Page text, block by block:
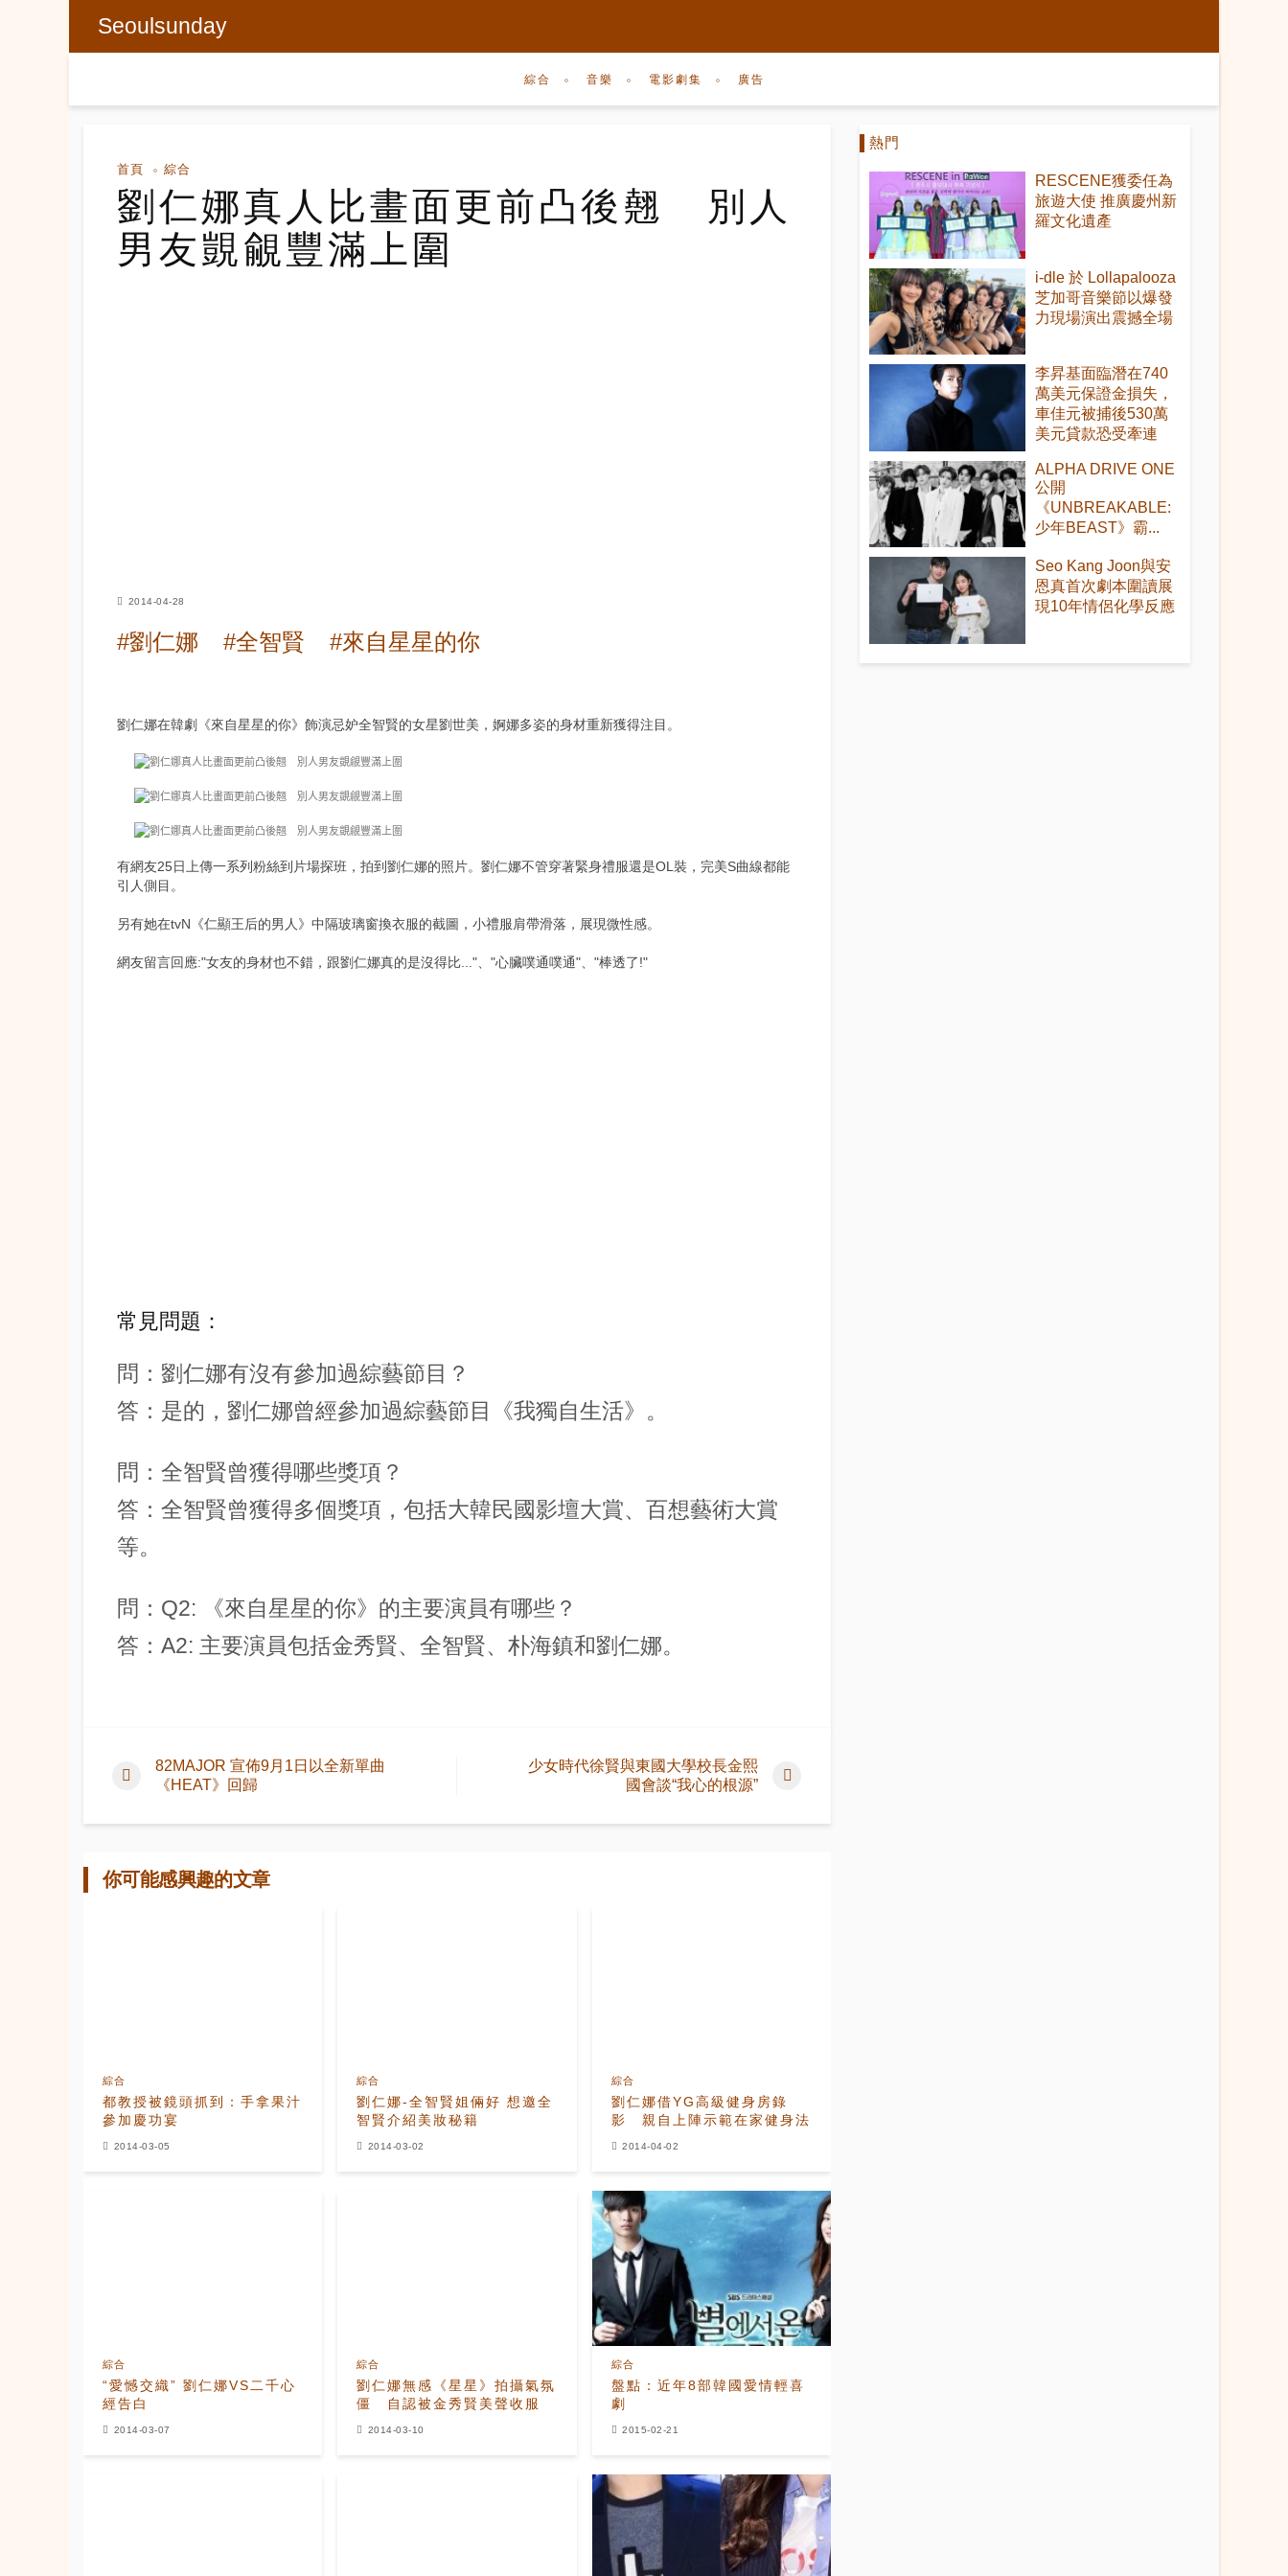
Seoulsunday
綜合 音樂 電影劇集 廣告
首頁 綜合
劉仁娜真人比畫面更前凸後翹 別人
男友覬覦豐滿上圍
2014-04-28
#劉仁娜 #全智賢 #來自星星的你
劉仁娜在韓劇《來自星星的你》飾演忌妒全智賢的女星劉世美，婀娜多姿的身材重新獲得注目。
有網友25日上傳一系列粉絲到片場探班，拍到劉仁娜的照片。劉仁娜不管穿著緊身禮服還是OL裝，完美S曲線都能
引人側目。
另有她在tvN《仁顯王后的男人》中隔玻璃窗換衣服的截圖，小禮服肩帶滑落，展現微性感。
網友留言回應:"女友的身材也不錯，跟劉仁娜真的是沒得比..."、"心臟噗通噗通"、"棒透了!"
常見問題：
問：劉仁娜有沒有參加過綜藝節目？
答：是的，劉仁娜曾經參加過綜藝節目《我獨自生活》。
問：全智賢曾獲得哪些獎項？
答：全智賢曾獲得多個獎項，包括大韓民國影壇大賞、百想藝術大賞
等。
問：Q2: 《來自星星的你》的主要演員有哪些？
答：A2: 主要演員包括金秀賢、全智賢、朴海鎮和劉仁娜。
82MAJOR 宣佈9月1日以全新單曲
《HEAT》回歸
少女時代徐賢與東國大學校長金熙
國會談“我心的根源”
你可能感興趣的文章
都教授被鏡頭抓到：手拿果汁
參加慶功宴
綜合
2014-03-05
劉仁娜-全智賢姐倆好 想邀全
智賢介紹美妝秘籍
綜合
2014-03-02
劉仁娜借YG高級健身房錄
影 親自上陣示範在家健身法
綜合
2014-04-02
“愛憾交織” 劉仁娜VS二千心
經告白
綜合
2014-03-07
劉仁娜無感《星星》拍攝氣氛
僵 自認被金秀賢美聲收服
綜合
2014-03-10
盤點：近年8部韓國愛情輕喜
劇
綜合
2015-02-21
熱門
RESCENE獲委任為
旅遊大使 推廣慶州新
羅文化遺產
i-dle 於 Lollapalooza
芝加哥音樂節以爆發
力現場演出震撼全場
李昇基面臨潛在740
萬美元保證金損失，
車佳元被捕後530萬
美元貸款恐受牽連
ALPHA DRIVE ONE
公開
《UNBREAKABLE:
少年BEAST》霸...
Seo Kang Joon與安
恩真首次劇本圍讀展
現10年情侶化學反應